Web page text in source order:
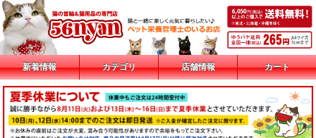
新着情報 カテゴリ 店舗情報 カート